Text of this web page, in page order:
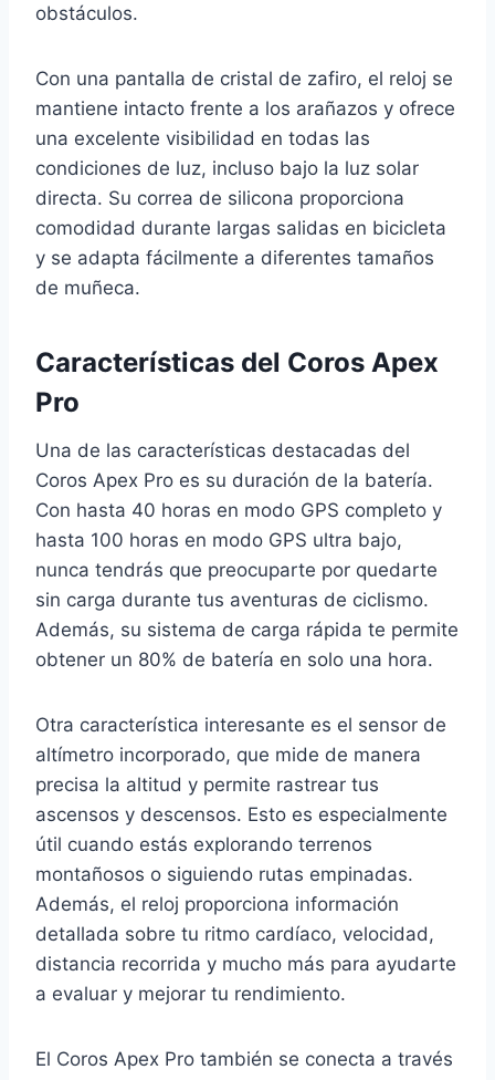
obstáculos.
Con una pantalla de cristal de zafiro, el reloj se
mantiene intacto frente a los arañazos y ofrece
una excelente visibilidad en todas las
condiciones de luz, incluso bajo la luz solar
directa. Su correa de silicona proporciona
comodidad durante largas salidas en bicicleta
y se adapta fácilmente a diferentes tamaños
de muñeca.
Características del Coros Apex
Pro
Una de las características destacadas del
Coros Apex Pro es su duración de la batería.
Con hasta 40 horas en modo GPS completo y
hasta 100 horas en modo GPS ultra bajo,
nunca tendrás que preocuparte por quedarte
sin carga durante tus aventuras de ciclismo.
Además, su sistema de carga rápida te permite
obtener un 80% de batería en solo una hora.
Otra característica interesante es el sensor de
altímetro incorporado, que mide de manera
precisa la altitud y permite rastrear tus
ascensos y descensos. Esto es especialmente
útil cuando estás explorando terrenos
montañosos o siguiendo rutas empinadas.
Además, el reloj proporciona información
detallada sobre tu ritmo cardíaco, velocidad,
distancia recorrida y mucho más para ayudarte
a evaluar y mejorar tu rendimiento.
El Coros Apex Pro también se conecta a través